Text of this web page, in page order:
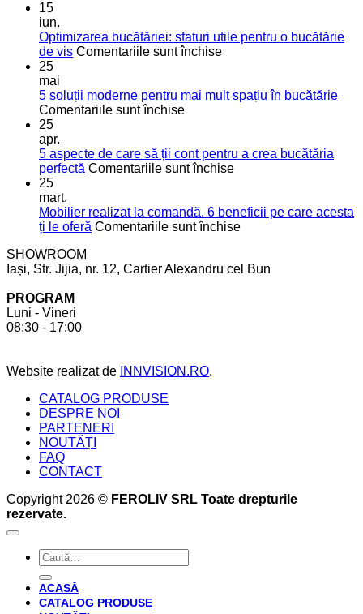
15
iun.
Optimizarea bucătăriei: sfaturi utile pentru o bucătărie
de vis Comentariile sunt închisepentru
sfaturi
bucătărie
de
25
mai
5 soluții moderne pentru mai mult spațiu în bucătărie
Comentariile sunt închisepentru
moderne
pentru
spațiu
în
25
apr.
5 aspecte de care să ții cont pentru a crea bucătăria
perfectă Comentariile sunt închisepentru
de
care
cont
25
mart.
Mobilier realizat la comandă. 6 beneficii pe care acesta
ți le oferă Comentariile sunt închisepentru
la
SHOWROOM
Iași, Str. Jijia, nr. 12, Cartier Alexandru cel Bun
PROGRAM
Luni - Vineri
08:30 - 17:00
Website realizat de INNVISION.RO.
CATALOG PRODUSE
DESPRE NOI
PARTENERI
NOUTĂȚI
FAQ
CONTACT
Copyright 2026 © FEROLIV SRL Toate drepturile
rezervate.
Caută
după:
ACASĂ
CATALOG PRODUSE